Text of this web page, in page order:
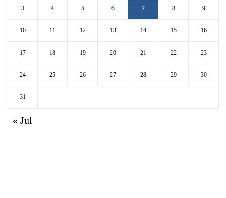
3 4 5 6 7 8 9
10 11 12 13 14 15 16
17 18 19 20 21 22 23
24 25 26 27 28 29 30
31
« Jul